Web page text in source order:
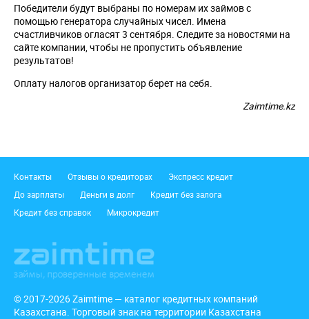
Победители будут выбраны по номерам их займов с
помощью генератора случайных чисел. Имена
счастливчиков огласят 3 сентября. Следите за новостями на
сайте компании, чтобы не пропустить объявление
результатов!
Оплату налогов организатор берет на себя.
Zaimtime.kz
Подвал
Контакты Отзывы о кредиторах
Экспресс кредит
До зарплаты
Деньги в долг
Кредит без залога
Кредит без справок
Микрокредит
© 2017-2026 Zaimtime — каталог кредитных компаний
Казахстана. Торговый знак на территории Казахстана